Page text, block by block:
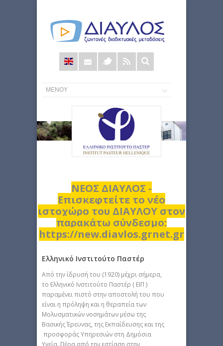
Φόρμα
αναζήτησης
ΝΕΟΣ ΔΙΑΥΛΟΣ -
Επισκεφτείτε το νέο
ιστοχώρο του ΔΙΑΥΛΟΥ στον
παρακάτω σύνδεσμο:
https://new.diavlos.grnet.gr
Ελληνικό Ινστιτούτο Παστέρ
Από την ίδρυσή του (1920) μέχρι σήμερα,
το Ελληνικό Ινστιτούτο Παστέρ ( ΕΙΠ )
παραμένει πιστό στην αποστολή του που
είναι η πρόληψη και η θεραπεία των
Μολυσματικών νοσημάτων μέσω της
Βασικής Έρευνας, της Εκπαίδευσης και της
προσφοράς Υπηρεσιών στη Δημόσια